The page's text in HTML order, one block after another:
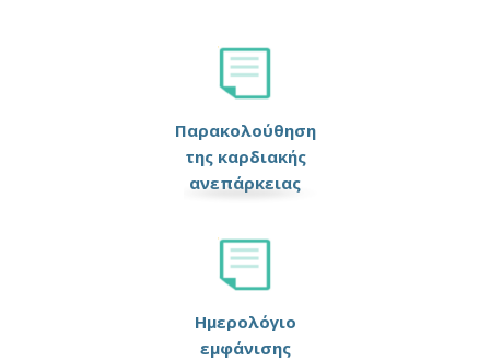
Παρακολούθηση
της καρδιακής
ανεπάρκειας
Ημερολόγιο
εμφάνισης